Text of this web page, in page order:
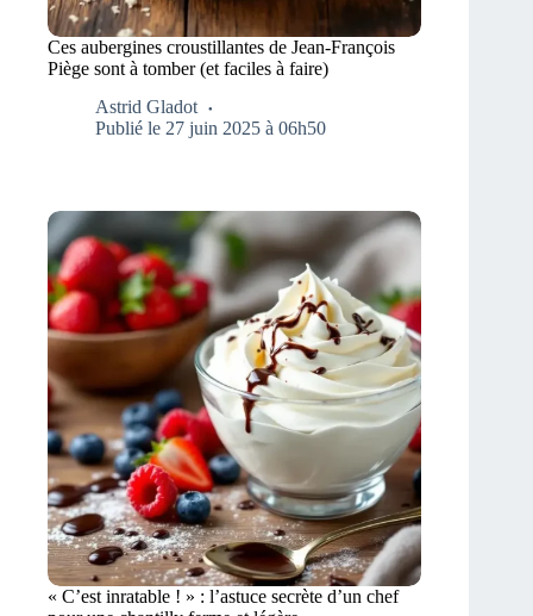
Ces aubergines croustillantes de Jean-François
Piège sont à tomber (et faciles à faire)
Astrid Gladot
Publié le 27 juin 2025 à 06h50
« C’est inratable ! » : l’astuce secrète d’un chef